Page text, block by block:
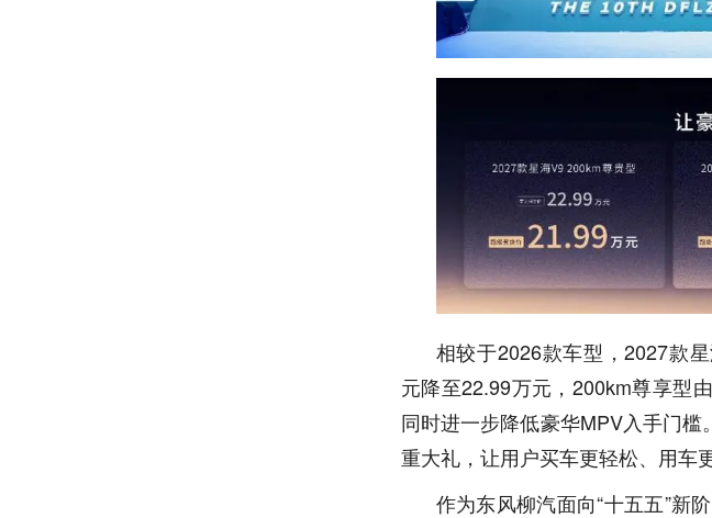
相较于2026款车型，2027款
元降至22.99万元，200km尊享型
同时进一步降低豪华MPV入手门
重大礼，让用户买车更轻松、用车
作为东风柳汽面向“十五五”新